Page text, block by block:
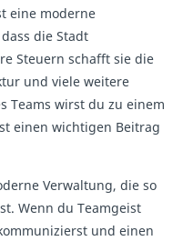
eine moderne
die Stadt
Steuern schafft sie die
und viele weitere
Teams wirst du zu einem
einen wichtigen Beitrag
Verwaltung, die so
Wenn du Teamgeist
und einen